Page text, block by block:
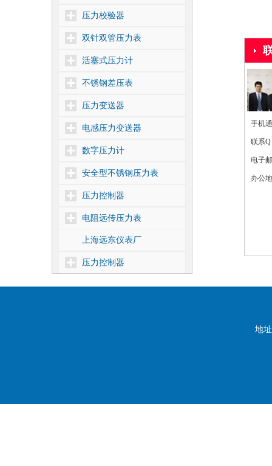
压力校验器
双针双管压力表
活塞式压力计
不锈钢差压表
压力变送器
电感压力变送器
数字压力计
安全型不锈钢压力表
压力控制器
电阻远传压力表
上海远东仪表厂
压力控制器
差压控制器
手机
联系
电子
办公
地